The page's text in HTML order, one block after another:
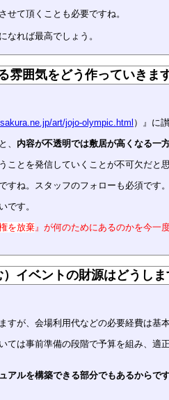
て頂くことも必要ですね。
れば最高でしょう。
雰囲気をどう作っていきま
art/jojo-olympic.html ）』に
、 内容が不透明では敷居が高くなる一方
とを発信していくことが不可欠だと思
ね。スタッフのフォローも必須です。
です。
を放棄 』が何のためにあるのかを今一
イベントの財源はどうしま
が、会場利用代などの必要経費は基
は事前準備の段階で予算を組み、適
ルを構築できる部分でもあるからです